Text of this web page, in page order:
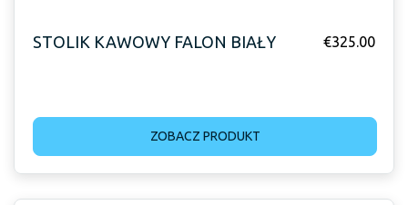
STOLIK KAWOWY FALON BIAŁY €325.00
ZOBACZ PRODUKT